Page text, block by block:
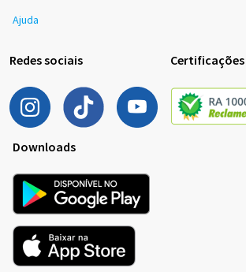
Ajuda
Redes sociais Certificações
Downloads